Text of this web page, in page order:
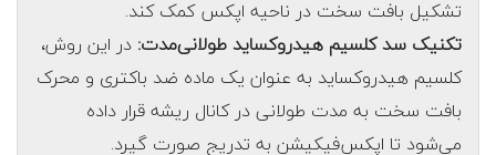
تشکیل بافت سخت در ناحیه اپکس کمک کند.
تکنیک سد کلسیم هیدروکساید طولانی‌مدت: در این روش،
کلسیم هیدروکساید به عنوان یک ماده ضد باکتری و محرک
بافت سخت به مدت طولانی در کانال ریشه قرار داده
می‌شود تا اپکس‌فیکیشن به تدریج صورت گیرد.